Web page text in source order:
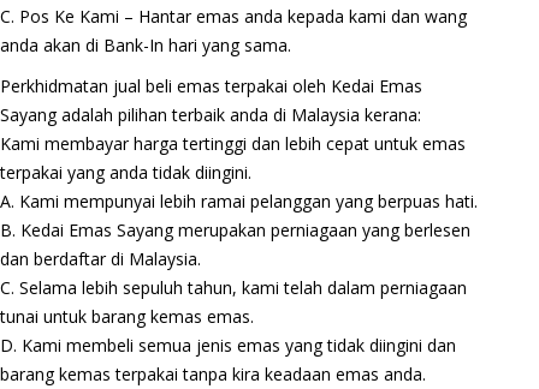
C. Pos Ke Kami – Hantar emas anda kepada kami dan wang
anda akan di Bank-In hari yang sama.
Perkhidmatan jual beli emas terpakai oleh Kedai Emas
Sayang adalah pilihan terbaik anda di Malaysia kerana:
Kami membayar harga tertinggi dan lebih cepat untuk emas
terpakai yang anda tidak diingini.
A. Kami mempunyai lebih ramai pelanggan yang berpuas hati.
B. Kedai Emas Sayang merupakan perniagaan yang berlesen
dan berdaftar di Malaysia.
C. Selama lebih sepuluh tahun, kami telah dalam perniagaan
tunai untuk barang kemas emas.
D. Kami membeli semua jenis emas yang tidak diingini dan
barang kemas terpakai tanpa kira keadaan emas anda.